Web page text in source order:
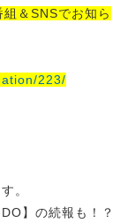
＆SNSでお知ら
223/
。
】の続報も！？